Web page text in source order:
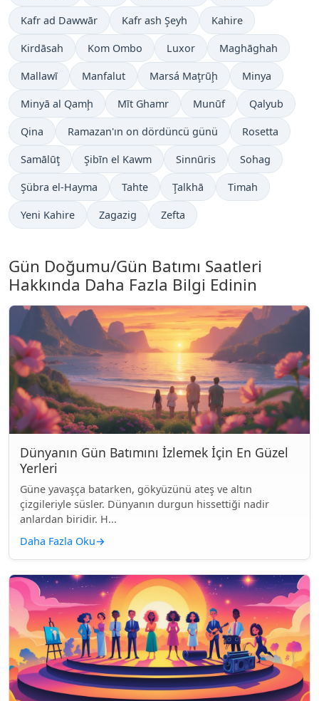
Kafr ad Dawwār Kafr ash Şeyh Kahire
Kirdāsah Kom Ombo Luxor Maghāghah
Mallawī Manfalut Marsá Maţrūḩ Minya
Minyā al Qamḩ Mīt Ghamr Munūf Qalyub
Qina Ramazan'ın on dördüncü günü Rosetta
Samālūţ Şibīn el Kawm Sinnūris Sohag
Şübra el-Hayma Tahte Ţalkhā Timah
Yeni Kahire Zagazig Zefta
Gün Doğumu/Gün Batımı Saatleri
Hakkında Daha Fazla Bilgi Edinin
Dünyanın Gün Batımını İzlemek İçin En Güzel
Yerleri
Güne yavaşça batarken, gökyüzünü ateş ve altın
çizgileriyle süsler. Dünyanın durgun hissettiği nadir
anlardan biridir. H...
Daha Fazla Oku→